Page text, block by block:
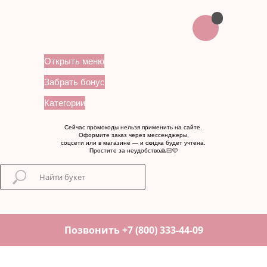
Открыть меню
Забрать бонус
Категории
Сейчас промокоды нельзя применить на сайте.
Оформите заказ через мессенджеры,
соцсети или в магазине — и скидка будет учтена.
Простите за неудобство🙏🏻🩷
Позвонить +7 (800) 333-44-09